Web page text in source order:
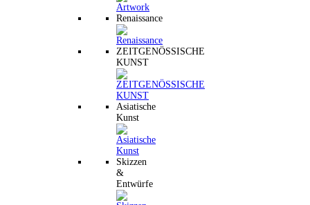
Renaissance
ZEITGENÖSSISCHE
KUNST
Asiatische
Kunst
Skizzen
&
Entwürfe